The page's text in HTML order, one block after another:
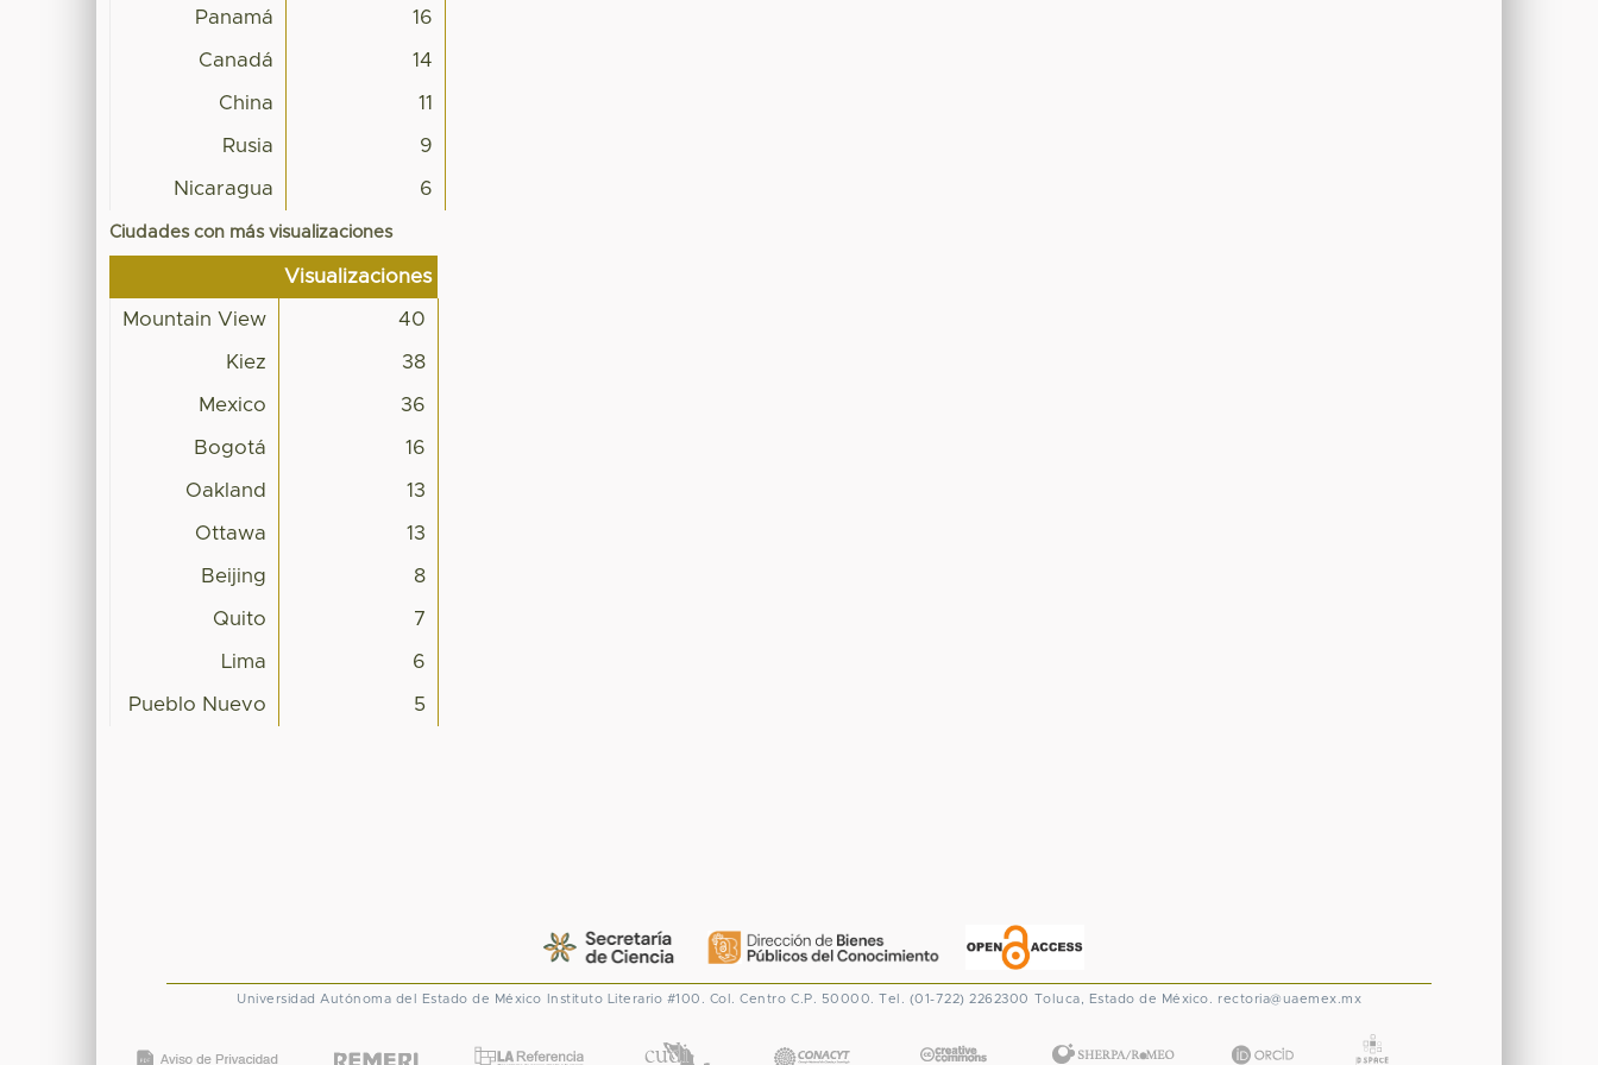
Panamá 16
Canadá 14
China 11
Rusia 9
Nicaragua 6
Ciudades con más visualizaciones
Visualizaciones
Mountain View 40
Kiez 38
Mexico 36
Bogotá 16
Oakland 13
Ottawa 13
Beijing 8
Quito 7
Lima 6
Pueblo Nuevo 5
Universidad Autónoma del Estado de México Instituto Literario #100. Col. Centro C.P. 50000. Tel. (01-722) 2262300 Toluca, Estado de México. rectoria@uaemex.mx